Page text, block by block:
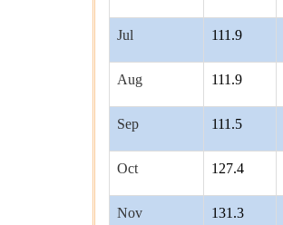
Jul 111.9
Aug 111.9
Sep 111.5
Oct 127.4
Nov 131.3